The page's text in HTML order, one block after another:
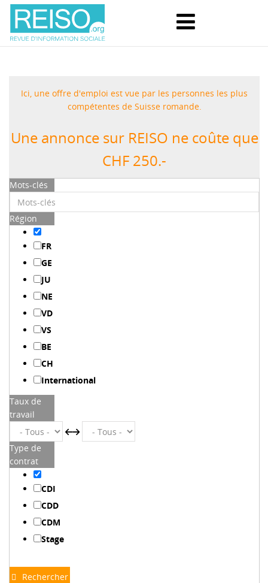
Ici, une offre d'emploi est vue par les personnes les plus
compétentes de Suisse romande.
Une annonce sur REISO ne coûte que
CHF 250.-
Mots-clés
Région
FR
GE
JU
NE
VD
VS
BE
CH
International
Taux de
travail
Type de
contrat
CDI
CDD
CDM
Stage
Rechercher